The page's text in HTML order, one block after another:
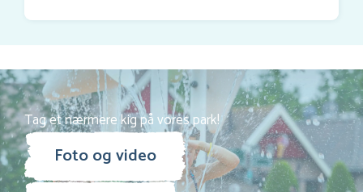
Tag et nærmere kig på vores park!
Foto og video